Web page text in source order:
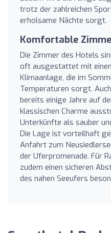
trotz der zahlreichen
erholsame Nächte sorgt.
Komfortable
Die Zimmer des Hotels
oft ausgestattet mit
Klimaanlage, die im
Temperaturen sorgt.
bereits einige Jahre auf
klassischen Charme
Unterkünfte als sauber
Die Lage ist vorteilhaft
Anfahrt zum
der Uferpromenade. Für
zudem einen sicheren
des nahen Seeufers